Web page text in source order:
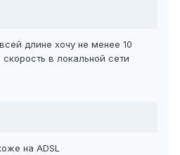
длине хочу не менее 10
в локальной сети
на ADSL